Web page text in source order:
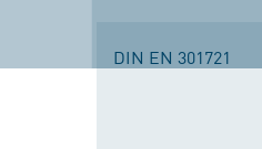
DIN EN 301721